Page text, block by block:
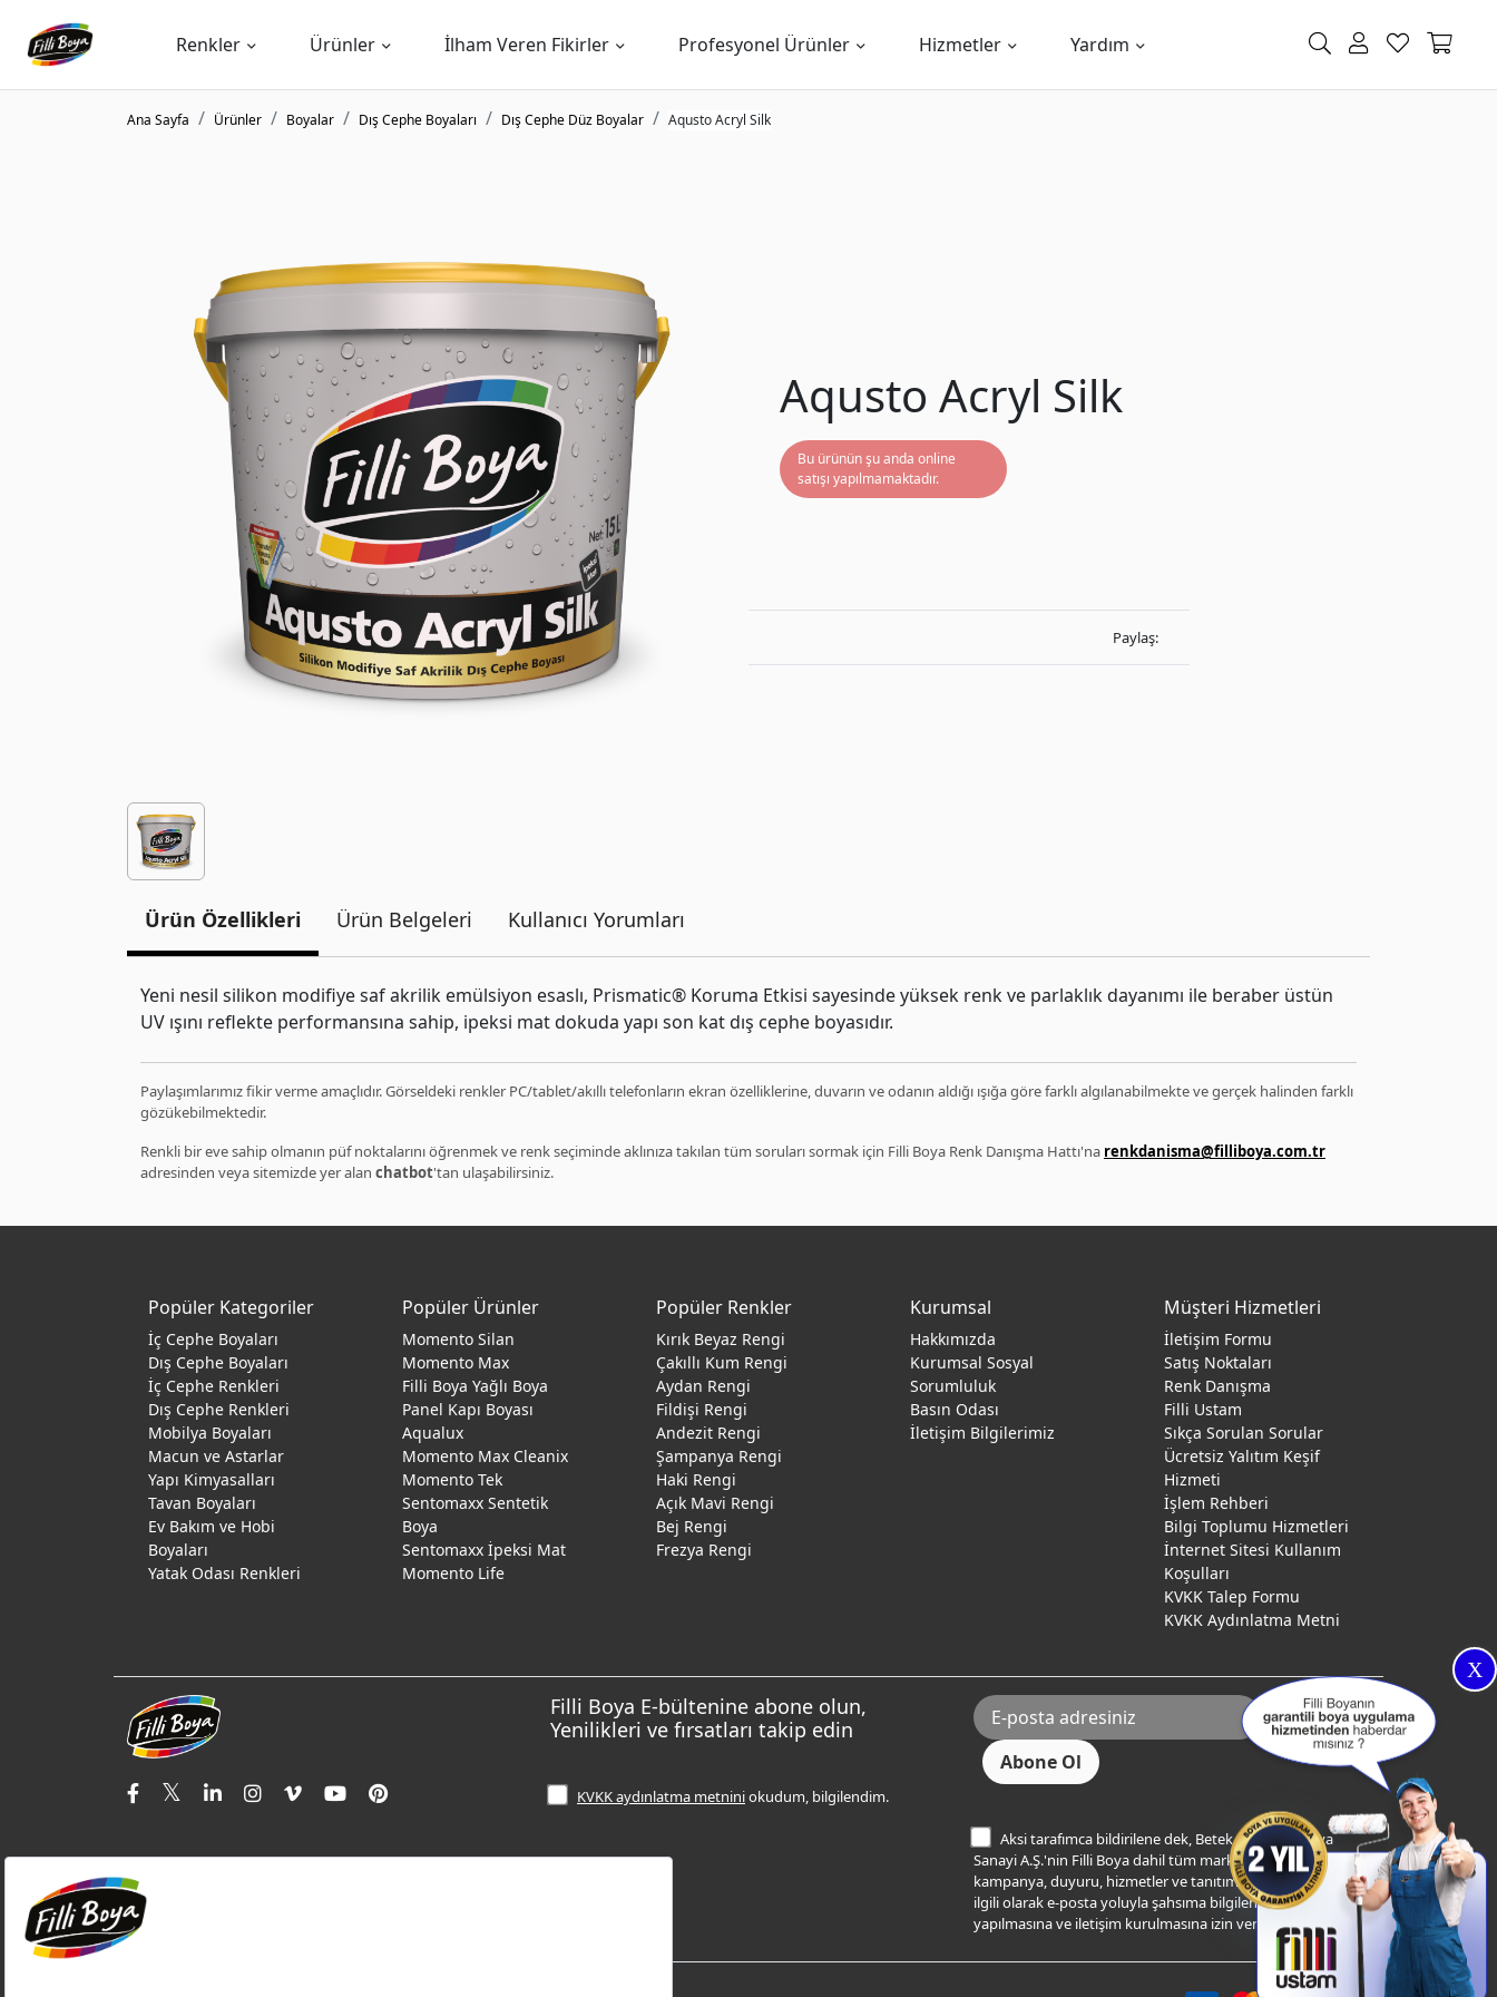
Renkler Ürünler İlham Veren Fikirler Profesyonel Ürünler Hizmetler Yardım
Ana Sayfa Ürünler Boyalar Dış Cephe Boyaları Dış Cephe Düz Boyalar Aqusto Acryl Silk
Aqusto Acryl Silk
Bu ürünün şu anda online
satışı yapılmamaktadır.
Paylaş:
Ürün Özellikleri Ürün Belgeleri Kullanıcı Yorumları
Yeni nesil silikon modifiye saf akrilik emülsiyon esaslı, Prismatic® Koruma Etkisi sayesinde yüksek renk ve parlaklık dayanımı ile beraber üstün
UV ışını reflekte performansına sahip, ipeksi mat dokuda yapı son kat dış cephe boyasıdır.
Paylaşımlarımız fikir verme amaçlıdır. Görseldeki renkler PC/tablet/akıllı telefonların ekran özelliklerine, duvarın ve odanın aldığı ışığa göre farklı algılanabilmekte ve gerçek halinden farklı
gözükebilmektedir.
Renkli bir eve sahip olmanın püf noktalarını öğrenmek ve renk seçiminde aklınıza takılan tüm soruları sormak için Filli Boya Renk Danışma Hattı'na renkdanisma@filliboya.com.tr
adresinden veya sitemizde yer alan chatbot'tan ulaşabilirsiniz.
X
Popüler Kategoriler
İç Cephe Boyaları
Dış Cephe Boyaları
İç Cephe Renkleri
Dış Cephe Renkleri
Mobilya Boyaları
Macun ve Astarlar
Yapı Kimyasalları
Tavan Boyaları
Ev Bakım ve Hobi
Boyaları
Yatak Odası Renkleri
Popüler Ürünler
Momento Silan
Momento Max
Filli Boya Yağlı Boya
Panel Kapı Boyası
Aqualux
Momento Max Cleanix
Momento Tek
Sentomaxx Sentetik
Boya
Sentomaxx İpeksi Mat
Momento Life
Popüler Renkler
Kırık Beyaz Rengi
Çakıllı Kum Rengi
Aydan Rengi
Fildişi Rengi
Andezit Rengi
Şampanya Rengi
Haki Rengi
Açık Mavi Rengi
Bej Rengi
Frezya Rengi
Kurumsal
Hakkımızda
Kurumsal Sosyal
Sorumluluk
Basın Odası
İletişim Bilgilerimiz
Müşteri Hizmetleri
İletişim Formu
Satış Noktaları
Renk Danışma
Filli Ustam
Sıkça Sorulan Sorular
Ücretsiz Yalıtım Keşif
Hizmeti
İşlem Rehberi
Bilgi Toplumu Hizmetleri
İnternet Sitesi Kullanım
Koşulları
KVKK Talep Formu
KVKK Aydınlatma Metni
Filli Boya E-bültenine abone olun,
Yenilikleri ve fırsatları takip edin
KVKK aydınlatma metniniokudum, bilgilendim.
Aksi tarafımca bildirilene dek, Betek Boya ve Kimya
Sanayi A.Ş.'nin Filli Boya dahil tüm markaları ile ilgili
kampanya, duyuru, hizmetler ve tanıtım faaliyetleri vb. ile
ilgili olarak e-posta yoluyla şahsıma bilgilendirme
yapılmasına ve iletişim kurulmasına izin veriyorum.